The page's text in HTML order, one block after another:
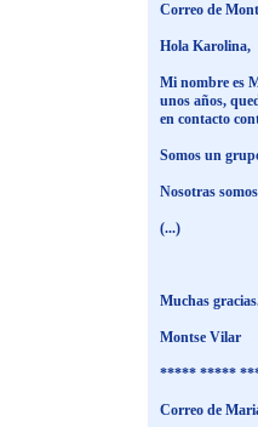
Correo de
Hola Karolina,
Mi nombre es
unos años,
en contacto
Somos un
Nosotras
(...)
Muchas
Montse Vilar
***** *****
Correo de